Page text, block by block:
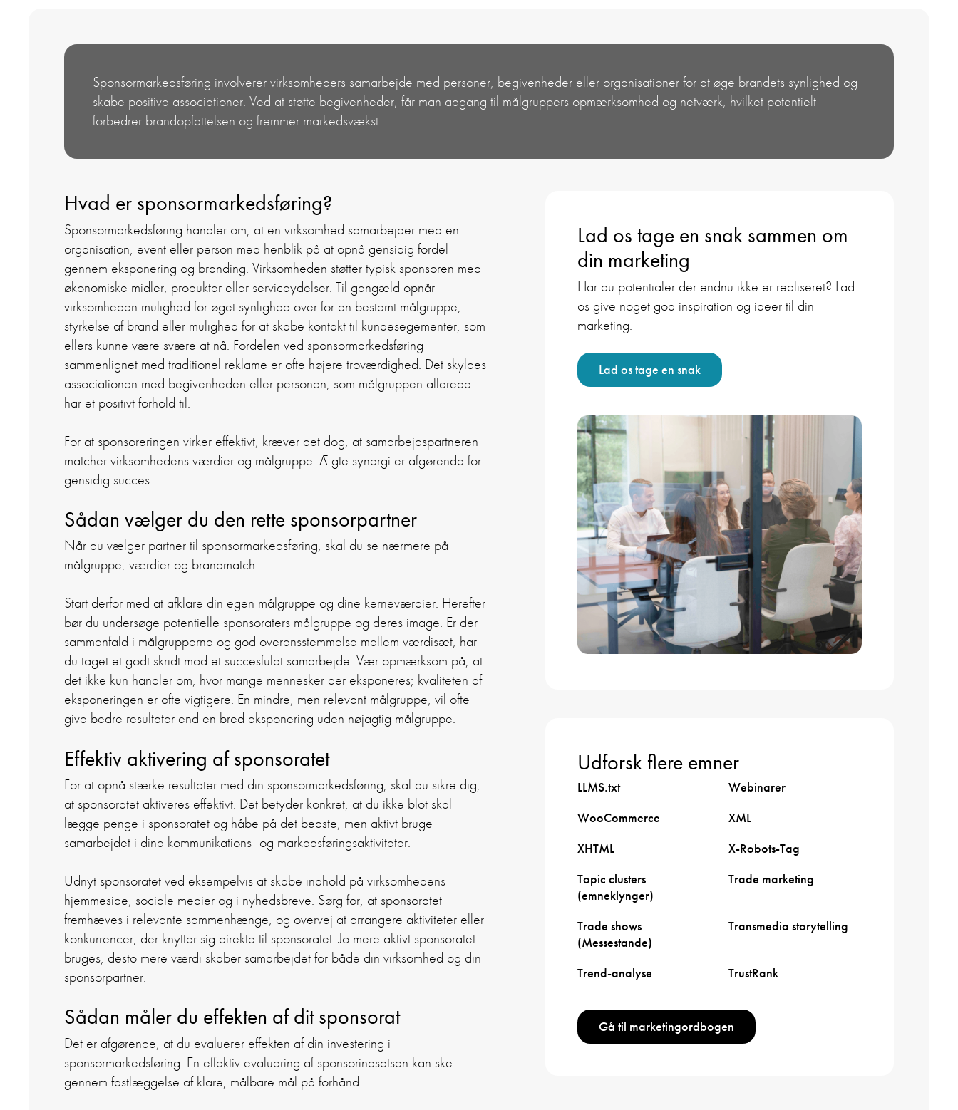
Sponsormarkedsføring involverer virksomheders samarbejde med personer, begivenheder eller organisationer for at øge brandets synlighed og
skabe positive associationer. Ved at støtte begivenheder, får man adgang til målgruppers opmærksomhed og netværk, hvilket potentielt
forbedrer brandopfattelsen og fremmer markedsvækst.
Hvad er sponsormarkedsføring?
Sponsormarkedsføring handler om, at en virksomhed samarbejder med en
organisation, event eller person med henblik på at opnå gensidig fordel
gennem eksponering og branding. Virksomheden støtter typisk sponsoren med
økonomiske midler, produkter eller serviceydelser. Til gengæld opnår
virksomheden mulighed for øget synlighed over for en bestemt målgruppe,
styrkelse af brand eller mulighed for at skabe kontakt til kundesegementer, som
ellers kunne være svære at nå. Fordelen ved sponsormarkedsføring
sammenlignet med traditionel reklame er ofte højere troværdighed. Det skyldes
associationen med begivenheden eller personen, som målgruppen allerede
har et positivt forhold til.
For at sponsoreringen virker effektivt, kræver det dog, at samarbejdspartneren
matcher virksomhedens værdier og målgruppe. Ægte synergi er afgørende for
gensidig succes.
Sådan vælger du den rette sponsorpartner
Når du vælger partner til sponsormarkedsføring, skal du se nærmere på
målgruppe, værdier og brandmatch.
Start derfor med at afklare din egen målgruppe og dine kerneværdier. Herefter
bør du undersøge potentielle sponsoraters målgruppe og deres image. Er der
sammenfald i målgrupperne og god overensstemmelse mellem værdisæt, har
du taget et godt skridt mod et succesfuldt samarbejde. Vær opmærksom på, at
det ikke kun handler om, hvor mange mennesker der eksponeres; kvaliteten af
eksponeringen er ofte vigtigere. En mindre, men relevant målgruppe, vil ofte
give bedre resultater end en bred eksponering uden nøjagtig målgruppe.
Effektiv aktivering af sponsoratet
For at opnå stærke resultater med din sponsormarkedsføring, skal du sikre dig,
at sponsoratet aktiveres effektivt. Det betyder konkret, at du ikke blot skal
lægge penge i sponsoratet og håbe på det bedste, men aktivt bruge
samarbejdet i dine kommunikations- og markedsføringsaktiviteter.
Udnyt sponsoratet ved eksempelvis at skabe indhold på virksomhedens
hjemmeside, sociale medier og i nyhedsbreve. Sørg for, at sponsoratet
fremhæves i relevante sammenhænge, og overvej at arrangere aktiviteter eller
konkurrencer, der knytter sig direkte til sponsoratet. Jo mere aktivt sponsoratet
bruges, desto mere værdi skaber samarbejdet for både din virksomhed og din
sponsorpartner.
Sådan måler du effekten af dit sponsorat
Det er afgørende, at du evaluerer effekten af din investering i
sponsormarkedsføring. En effektiv evaluering af sponsorindsatsen kan ske
gennem fastlæggelse af klare, målbare mål på forhånd.
Lad os tage en snak sammen om
din marketing
Har du potentialer der endnu ikke er realiseret? Lad
os give noget god inspiration og ideer til din
marketing.
Lad os tage en snak
Udforsk flere emner
LLMS.txt
Webinarer
WooCommerce
XML
XHTML
X-Robots-Tag
Topic clusters
(emneklynger)
Trade marketing
Trade shows
(Messestande)
Transmedia storytelling
Trend-analyse TrustRank
Gå til marketingordbogen